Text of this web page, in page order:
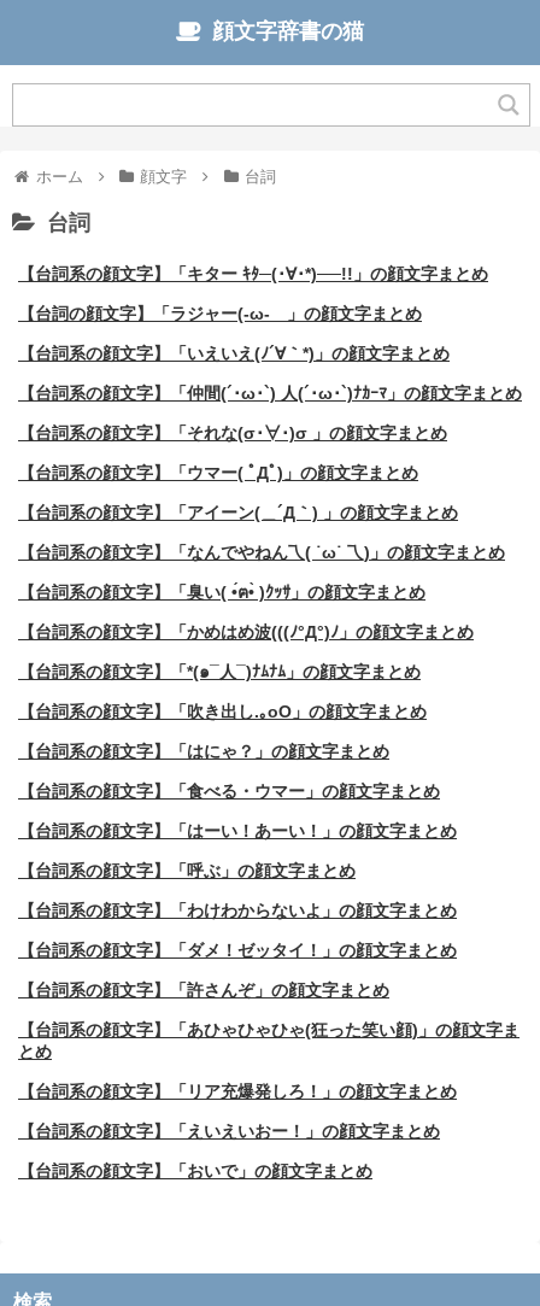
顔文字辞書の猫
ホーム 顔文字 台詞
台詞
【台詞系の顔文字】「キター ｷﾀ─(･∀･*)──!!」の顔文字まとめ
【台詞の顔文字】「ラジャー(-ω-ゞ」の顔文字まとめ
【台詞系の顔文字】「いえいえ(ﾉ´∀｀*)」の顔文字まとめ
【台詞系の顔文字】「仲間(´･ω･`) 人(´･ω･`)ﾅｶｰﾏ」の顔文字まとめ
【台詞系の顔文字】「それな(σ･∀･)σ 」の顔文字まとめ
【台詞系の顔文字】「ウマー( ﾟДﾟ)」の顔文字まとめ
【台詞系の顔文字】「アイーン(＿´Д｀) 」の顔文字まとめ
【台詞系の顔文字】「なんでやねん乁( ˙ω˙ 乁)」の顔文字まとめ
【台詞系の顔文字】「臭い( •́ฅ•̀ )ｸｯｻ」の顔文字まとめ
【台詞系の顔文字】「かめはめ波(((ﾉ°Д°)ﾉ」の顔文字まとめ
【台詞系の顔文字】「*(๑¯人¯)ﾅﾑﾅﾑ」の顔文字まとめ
【台詞系の顔文字】「吹き出し.｡oO」の顔文字まとめ
【台詞系の顔文字】「はにゃ？」の顔文字まとめ
【台詞系の顔文字】「食べる・ウマー」の顔文字まとめ
【台詞系の顔文字】「はーい！あーい！」の顔文字まとめ
【台詞系の顔文字】「呼ぶ」の顔文字まとめ
【台詞系の顔文字】「わけわからないよ」の顔文字まとめ
【台詞系の顔文字】「ダメ！ゼッタイ！」の顔文字まとめ
【台詞系の顔文字】「許さんぞ」の顔文字まとめ
【台詞系の顔文字】「あひゃひゃひゃ(狂った笑い顔)」の顔文字ま
とめ
【台詞系の顔文字】「リア充爆発しろ！」の顔文字まとめ
【台詞系の顔文字】「えいえいおー！」の顔文字まとめ
【台詞系の顔文字】「おいで」の顔文字まとめ
検索